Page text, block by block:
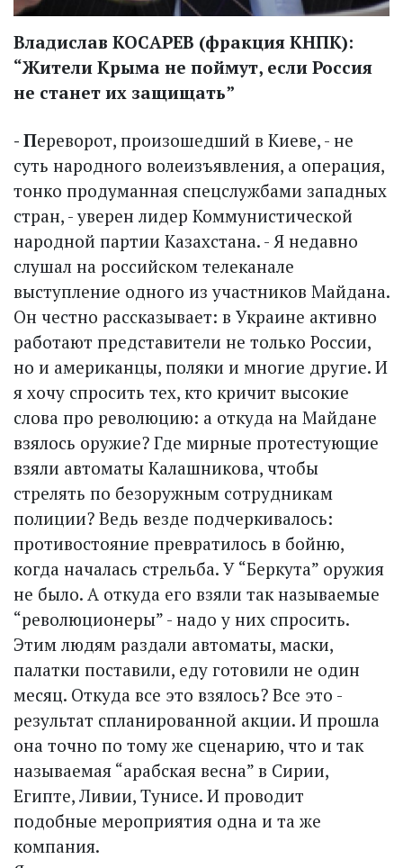
Владислав КОСАРЕВ (фракция КНПК):
“Жители Крыма не поймут, если Россия
не станет их защищать”
- Переворот, произошедший в Киеве, - не
суть народного волеизъявления, а операция,
тонко продуманная спецслужбами западных
стран, - уверен лидер Коммунистической
народной партии Казахстана. - Я недавно
слушал на российском телеканале
выступление одного из участников Майдана.
Он честно рассказывает: в Украине активно
работают представители не только России,
но и американцы, поляки и многие другие. И
я хочу спросить тех, кто кричит высокие
слова про революцию: а откуда на Майдане
взялось оружие? Где мирные протестующие
взяли автоматы Калашникова, чтобы
стрелять по безоружным сотрудникам
полиции? Ведь везде подчеркивалось:
противостояние превратилось в бойню,
когда началась стрельба. У “Беркута” оружия
не было. А откуда его взяли так называемые
“революционеры” - надо у них спросить.
Этим людям раздали автоматы, маски,
палатки поставили, еду готовили не один
месяц. Откуда все это взялось? Все это -
результат спланированной акции. И прошла
она точно по тому же сценарию, что и так
называемая “арабская весна” в Сирии,
Египте, Ливии, Тунисе. И проводит
подобные мероприятия одна и та же
компания.